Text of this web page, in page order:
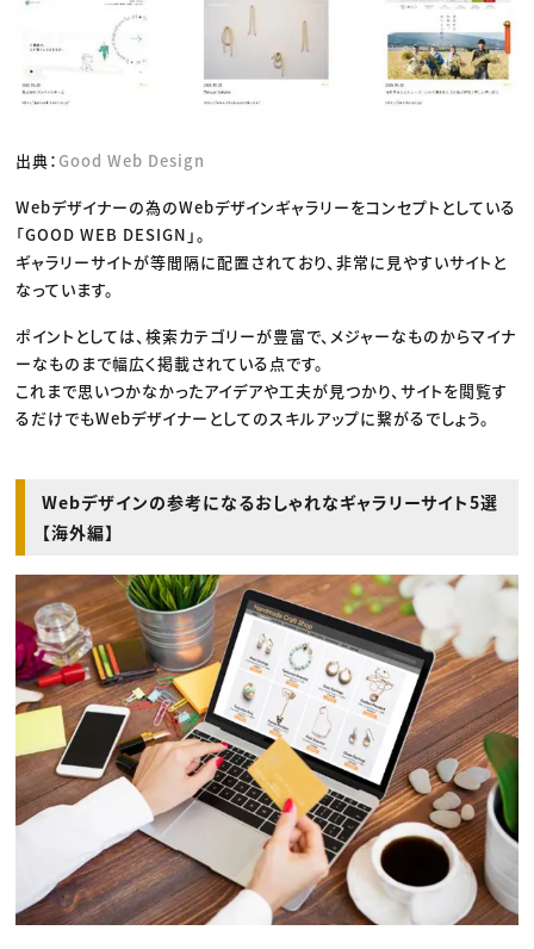
出典： Good Web Design
Webデザイナーの為のWebデザインギャラリーをコンセプトとしている
「GOOD WEB DESIGN」。
ギャラリーサイトが等間隔に配置されており、非常に見やすいサイトと
なっています。
ポイントとしては、検索カテゴリーが豊富で、メジャーなものからマイナ
ーなものまで幅広く掲載されている点です。
これまで思いつかなかったアイデアや工夫が見つかり、サイトを閲覧す
るだけでもWebデザイナーとしてのスキルアップに繋がるでしょう。
Webデザインの参考になるおしゃれなギャラリーサイト5選
【海外編】